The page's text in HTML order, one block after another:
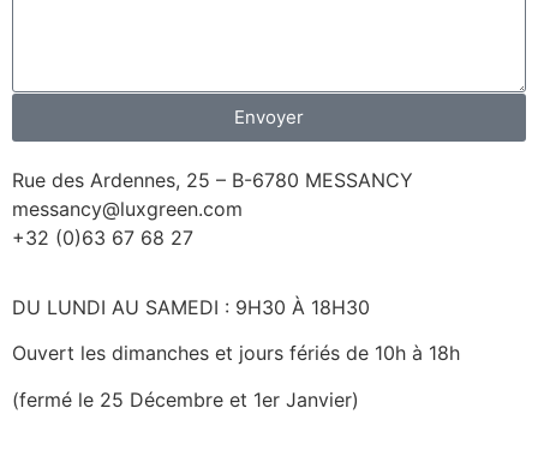
Envoyer
Rue des Ardennes, 25 – B-6780 MESSANCY
messancy@luxgreen.com
+32 (0)63 67 68 27
DU LUNDI AU SAMEDI : 9H30 À 18H30
Ouvert les dimanches et jours fériés de 10h à 18h
(fermé le 25 Décembre et 1er Janvier)